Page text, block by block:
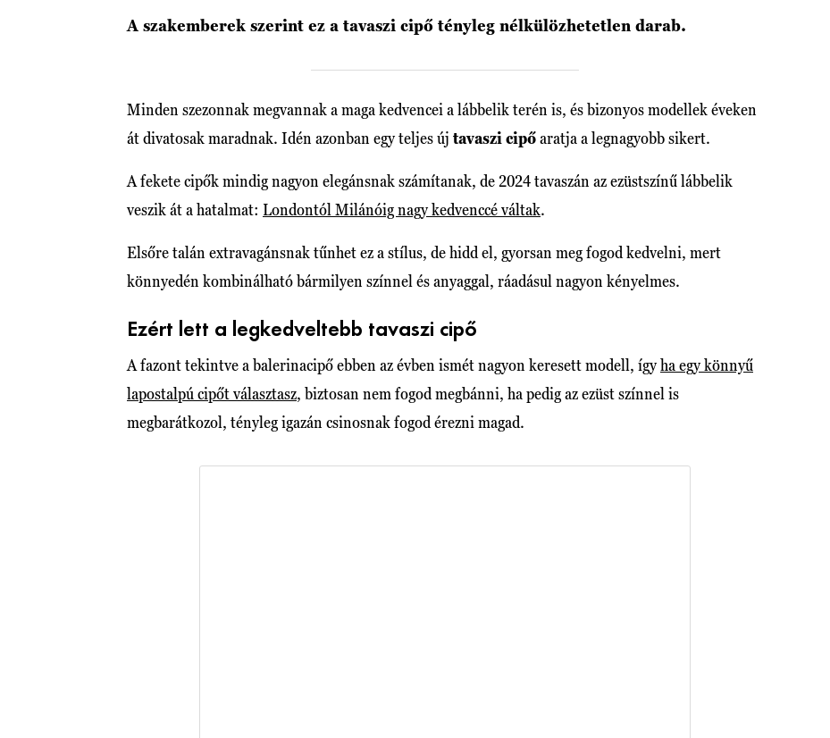
A szakemberek szerint ez a tavaszi cipő tényleg nélkülözhetetlen darab.
Minden szezonnak megvannak a maga kedvencei a lábbelik terén is, és bizonyos modellek éveken
át divatosak maradnak. Idén azonban egy teljes új tavaszi cipőaratja a legnagyobb sikert.
A fekete cipők mindig nagyon elegánsnak számítanak, de 2024 tavaszán az ezüstszínű lábbelik
veszik át a hatalmat: Londontól Milánóig nagy kedvenccé váltak.
Elsőre talán extravagánsnak tűnhet ez a stílus, de hidd el, gyorsan meg fogod kedvelni, mert
könnyedén kombinálható bármilyen színnel és anyaggal, ráadásul nagyon kényelmes.
Ezért lett a legkedveltebb tavaszi cipő
A fazont tekintve a balerinacipő ebben az évben ismét nagyon keresett modell, ígyha egy könnyű
lapostalpú cipőt választasz, biztosan nem fogod megbánni, ha pedig az ezüst színnel is
megbarátkozol, tényleg igazán csinosnak fogod érezni magad.